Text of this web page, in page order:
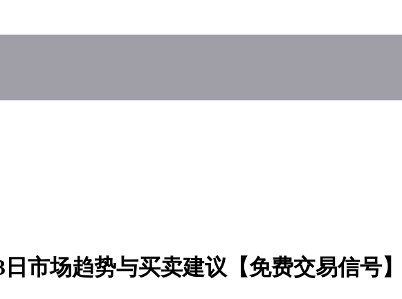
市场趋势与买卖建议【免费交易信号】